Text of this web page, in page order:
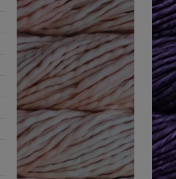
Wysyłka
do 72 godz. + dostawa(11)